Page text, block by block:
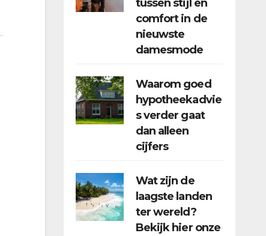
tussen stijl en
comfort in de
nieuwste
damesmode
Waarom goed
hypotheekadvie
s verder gaat
dan alleen
cijfers
Wat zijn de
laagste landen
ter wereld?
Bekijk hier onze